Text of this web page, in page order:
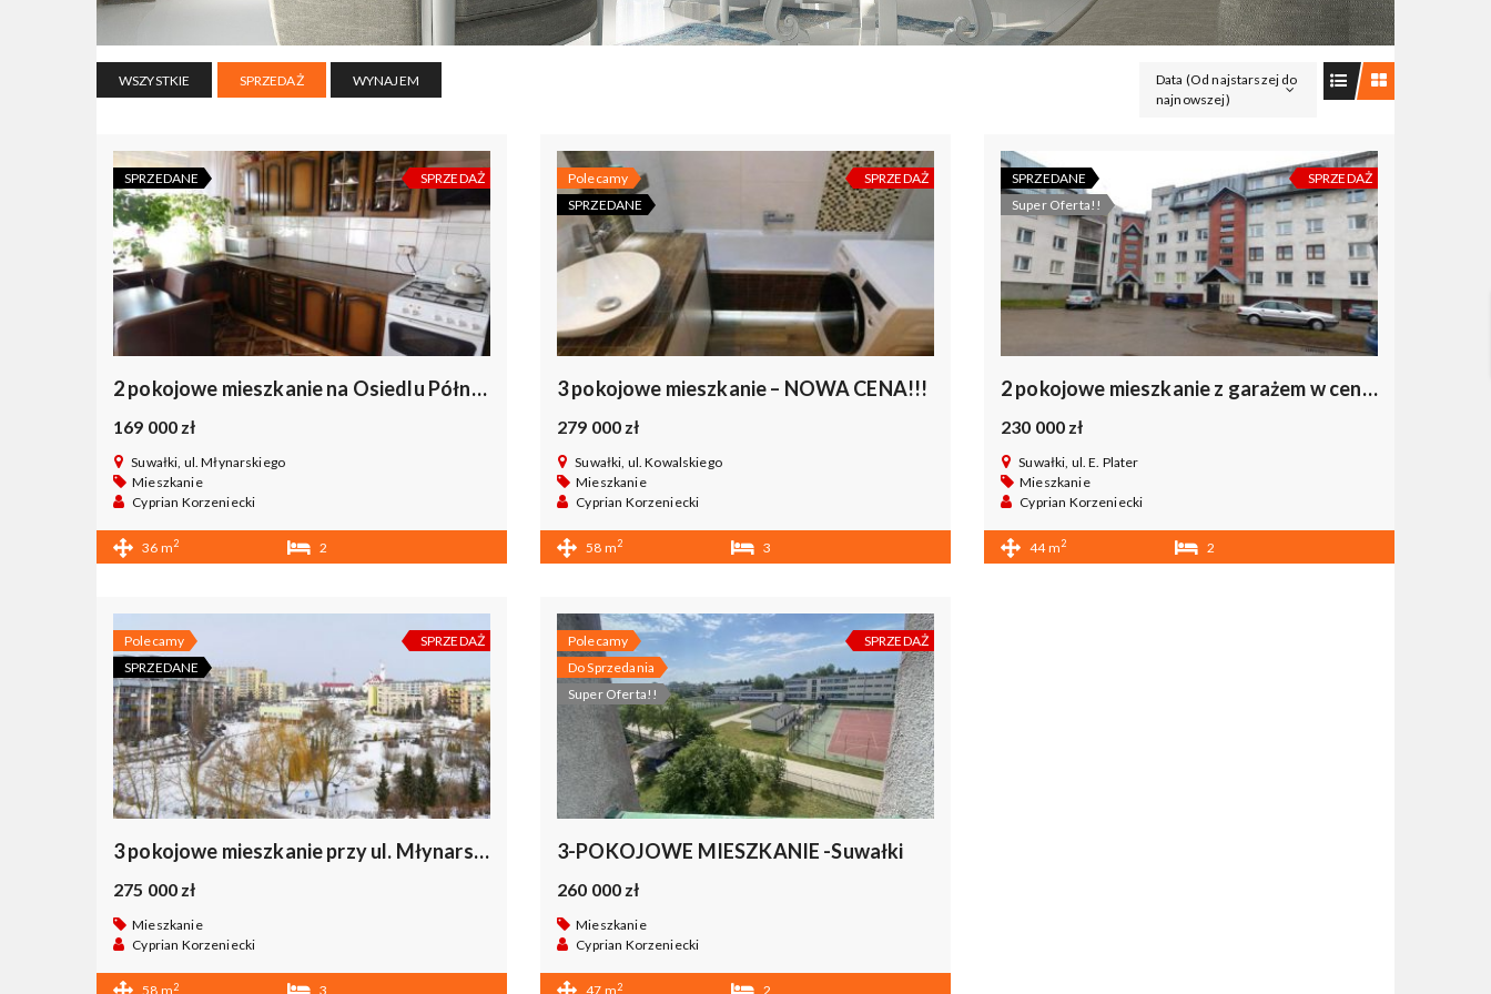
WSZYSTKIE SPRZEDAŻ WYNAJEM
Data (Od najstarszej do
najnowszej)
SPRZEDANE SPRZEDAŻ
2 pokojowe mieszkanie na Osiedlu Północ
169 000 zł
Suwałki, ul. Młynarskiego
Mieszkanie
Cyprian Korzeniecki
36 m2
2
Polecamy
SPRZEDANE
SPRZEDAŻ
3 pokojowe mieszkanie – NOWA CENA!!!
279 000 zł
Suwałki, ul. Kowalskiego
Mieszkanie
Cyprian Korzeniecki
58 m2
3
SPRZEDANE
Super Oferta!!
SPRZEDAŻ
2 pokojowe mieszkanie z garażem w centrum Suwałk
230 000 zł
Suwałki, ul. E. Plater
Mieszkanie
Cyprian Korzeniecki
44 m2
2
Polecamy
SPRZEDANE
SPRZEDAŻ
3 pokojowe mieszkanie przy ul. Młynarskiego
275 000 zł
Mieszkanie
Cyprian Korzeniecki
58 m2 3
Polecamy
Do Sprzedania
Super Oferta!!
SPRZEDAŻ
3-POKOJOWE MIESZKANIE -Suwałki
260 000 zł
Mieszkanie
Cyprian Korzeniecki
47 m2 2